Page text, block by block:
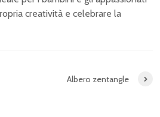
creatività e celebrare la
Albero zentangle